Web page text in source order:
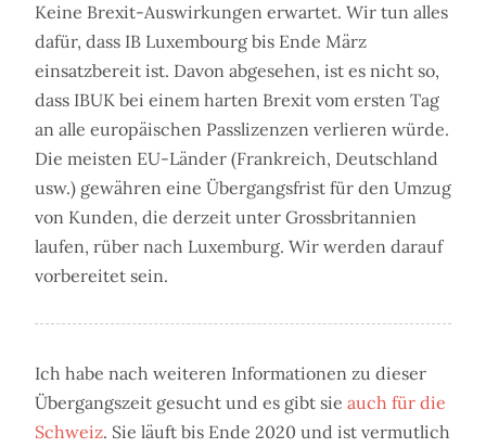
Keine Brexit-Auswirkungen erwartet. Wir tun alles
dafür, dass IB Luxembourg bis Ende März
einsatzbereit ist. Davon abgesehen, ist es nicht so,
dass IBUK bei einem harten Brexit vom ersten Tag
an alle europäischen Passlizenzen verlieren würde.
Die meisten EU-Länder (Frankreich, Deutschland
usw.) gewähren eine Übergangsfrist für den Umzug
von Kunden, die derzeit unter Grossbritannien
laufen, rüber nach Luxemburg. Wir werden darauf
vorbereitet sein.
Ich habe nach weiteren Informationen zu dieser
Übergangszeit gesucht und es gibt sie auch für die
Schweiz. Sie läuft bis Ende 2020 und ist vermutlich